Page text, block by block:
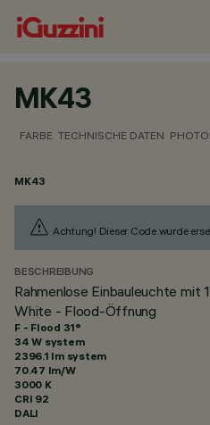
MK43
FARBE TECHNISCHE DATEN
MK43
Achtung! Dieser Code wurde
BESCHREIBUNG
Rahmenlose Einbauleuchte mit
White - Flood-Öffnung
F - Flood 31°
34 W system
2396.1 lm system
70.47 lm/W
3000 K
CRI 92
DALI